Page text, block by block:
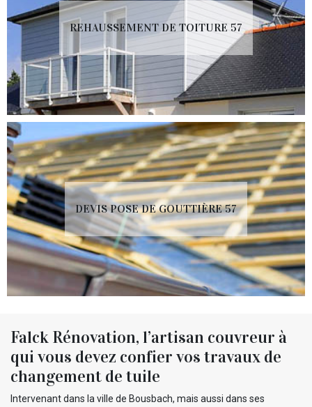
REHAUSSEMENT DE TOITURE 57
DEVIS POSE DE GOUTTIÈRE 57
Falck Rénovation, l’artisan couvreur à
qui vous devez confier vos travaux de
changement de tuile
Intervenant dans la ville de Bousbach, mais aussi dans ses